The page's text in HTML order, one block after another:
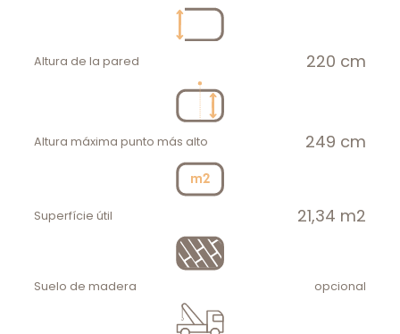
Altura de la pared 220 cm
Altura máxima punto más alto 249 cm
Superfície útil 21,34 m2
Suelo de madera opcional